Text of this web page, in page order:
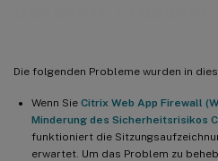
Die folgenden Probleme wurden in
Wenn Sie Citrix Web App Firewall
Minderung des Sicherheitsrisikos
funktioniert die
erwartet. Um das Problem zu